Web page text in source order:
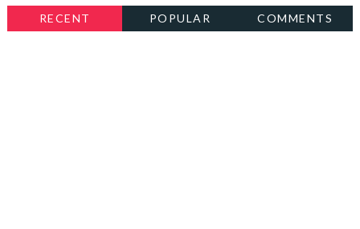
RECENT POPULAR COMMENTS